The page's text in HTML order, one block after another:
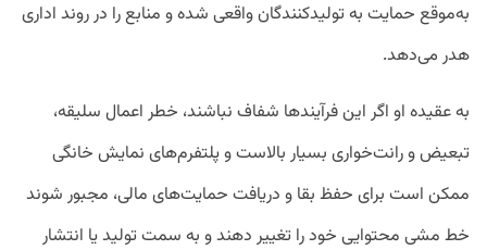
به‌موقع حمایت به تولیدکنندگان واقعی شده و منابع را در روند اداری
هدر می‌دهد.
به عقیده او اگر این فرآیندها شفاف نباشند، خطر اعمال سلیقه،
تبعیض و رانت‌خواری بسیار بالاست و پلتفرم‌های نمایش خانگی
ممکن است برای حفظ بقا و دریافت حمایت‌های مالی، مجبور شوند
خط مشی محتوایی خود را تغییر دهند و به سمت تولید یا انتشار